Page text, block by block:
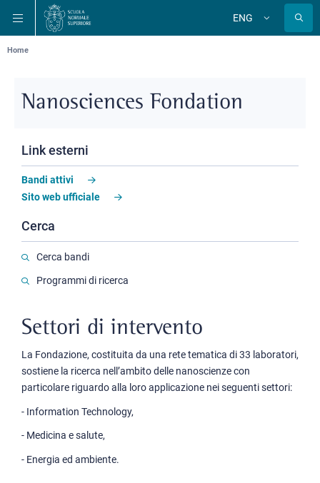
main
navigation
main
content
main
search
ENG
Breadcrumb
Home
Nanosciences Fondation
Link esterni
Bandi attivi
Sito web ufficiale
Cerca
Cerca bandi
Programmi di ricerca
Settori di intervento
La Fondazione, costituita da una rete tematica di 33 laboratori,
sostiene la ricerca nell’ambito delle nanoscienze con
particolare riguardo alla loro applicazione nei seguenti settori:
- Information Technology,
- Medicina e salute,
- Energia ed ambiente.